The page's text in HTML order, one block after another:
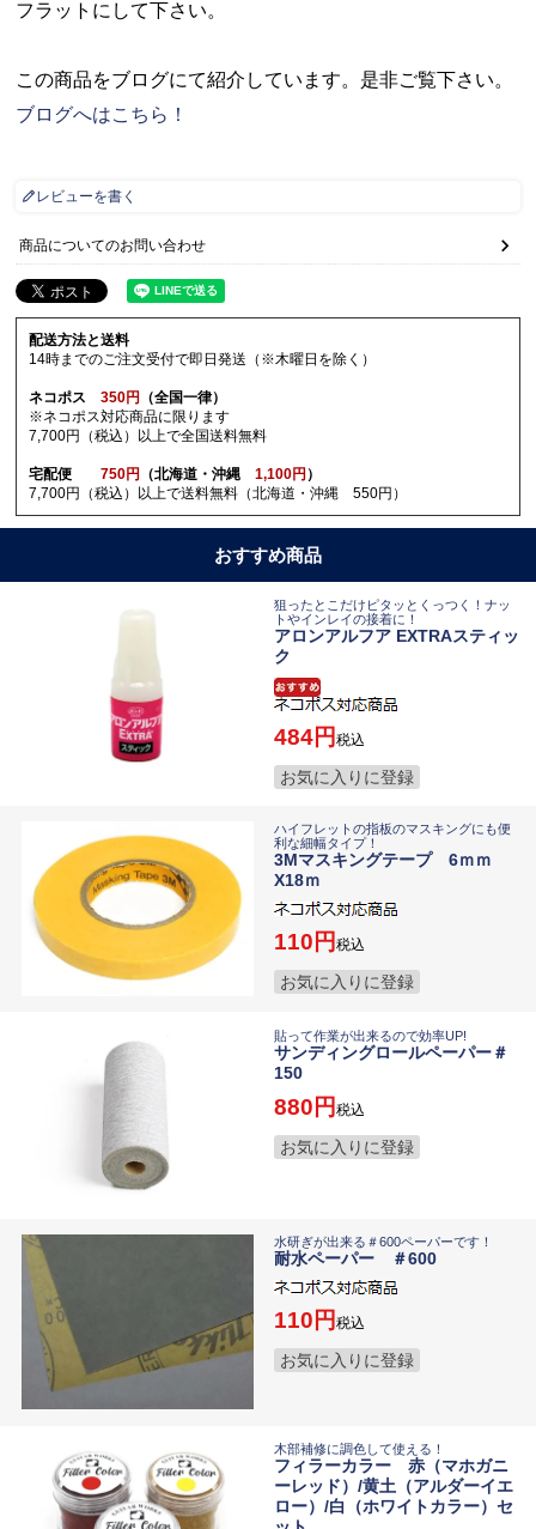
フラットにして下さい。
この商品をブログにて紹介しています。是非ご覧下さい。
ブログへはこちら！
レビューを書く
商品についてのお問い合わせ
配送方法と送料
14時までのご注文受付で即日発送（※木曜日を除く）
ネコポス350円
（全国一律）
※ネコポス対応商品に限ります
7,700円（税込）以上で全国送料無料
宅配便750円 （北海道・沖縄1,100円 ）
7,700円（税込）以上で送料無料（北海道・沖縄 550円）
おすすめ商品
狙ったとこだけピタッとくっつく！ナッ
トやインレイの接着に！
アロンアルフア EXTRAスティッ
ク
484 税込
お気に入りに登録
ハイフレットの指板のマスキングにも便
利な細幅タイプ！
3Mマスキングテープ 6ｍｍ
X18ｍ
110 税込
お気に入りに登録
貼って作業が出来るので効率UP!
サンディングロールペーパー＃
150
880 税込
お気に入りに登録
水研ぎが出来る＃600ペーパーです！
耐水ペーパー ＃600
110 税込
お気に入りに登録
木部補修に調色して使える！
フィラーカラー 赤（マホガニ
ーレッド）/黄土（アルダーイエ
ロー）/白（ホワイトカラー）セ